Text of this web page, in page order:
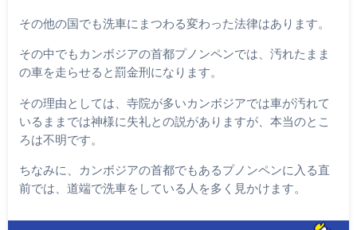
その他の国でも洗車にまつわる変わった法律はあります。
その中でもカンボジアの首都プノンペンでは、汚れたまま
の車を走らせると罰金刑になります。
その理由としては、寺院が多いカンボジアでは車が汚れて
いるままでは神様に失礼との説がありますが、本当のとこ
ろは不明です。
ちなみに、カンボジアの首都でもあるプノンペンに入る直
前では、道端で洗車をしている人を多く見かけます。